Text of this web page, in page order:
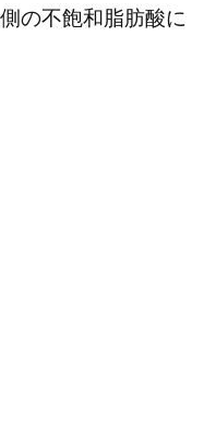
の不飽和脂肪酸に